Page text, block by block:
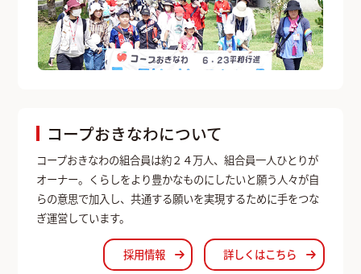
コープおきなわについて
コープおきなわの組合員は約２４万人、組合員一人ひとりが
オーナー。くらしをより豊かなものにしたいと願う人々が自
らの意思で加入し、共通する願いを実現するために手をつな
ぎ運営しています。
採用情報 詳しくはこちら